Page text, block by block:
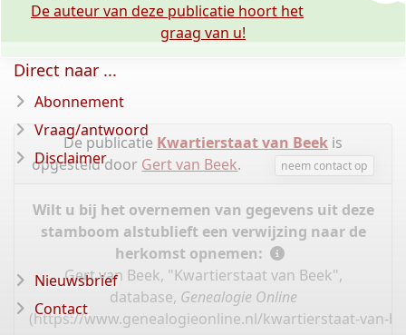
De auteur van deze publicatie hoort het
graag van u!
De publicatie Kwartierstaat van Beek is
opgesteld door Gert van Beek. neem contact op
Wilt u bij het overnemen van gegevens uit deze
stamboom alstublieft een verwijzing naar de
herkomst opnemen:
Gert van Beek, "Kwartierstaat van Beek",
database, Genealogie Online
(https://www.genealogieonline.nl/kwartierstaat-van-
Direct naar ...
Abonnement
Vraag/antwoord
Disclaimer
Nieuwsbrief
Contact